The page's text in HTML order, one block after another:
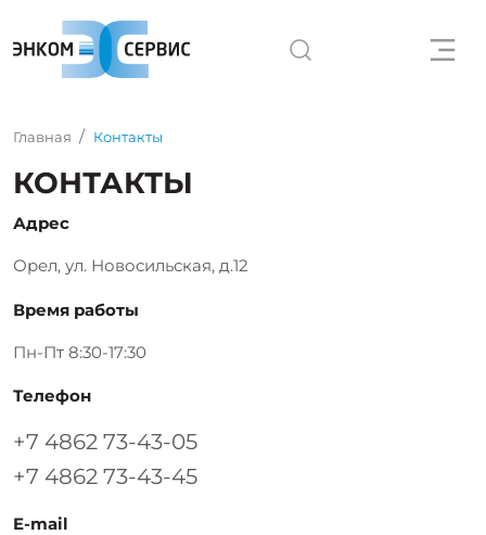
Главная Контакты
КОНТАКТЫ
Адрес
Орел, ул. Новосильская, д.12
Время работы
Пн-Пт 8:30-17:30
Телефон
+7 4862 73-43-05
+7 4862 73-43-45
E-mail